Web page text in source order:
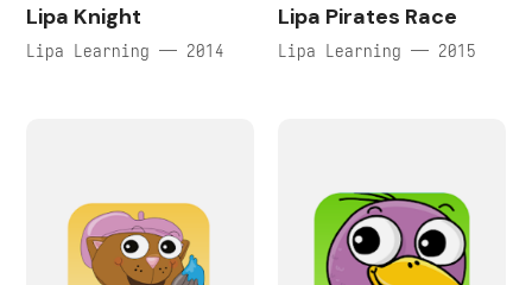
Lipa Knight
Lipa Learning — 2014
Lipa Pirates Race
Lipa Learning — 2015